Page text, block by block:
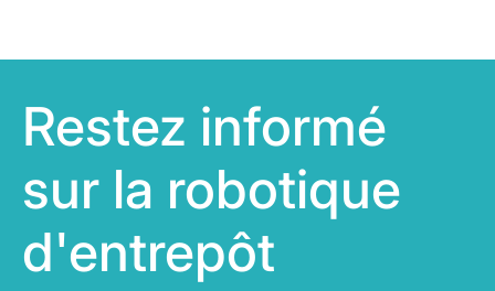
Restez informé
sur la robotique
d'entrepôt